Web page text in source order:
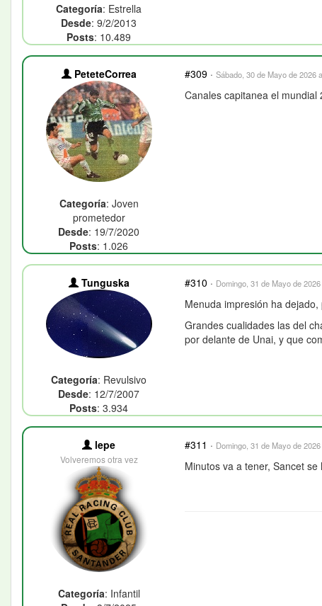
Categoría: Estrella
Desde: 9/2/2013
Posts: 10.489
PeteteCorrea
Categoría: Joven
prometedor
Desde: 19/7/2020
Posts: 1.026
#309 · Sábado, 30 de Mayo de 2026
Canales capitanea el mundial
Tunguska
Categoría: Revulsivo
Desde: 12/7/2007
Posts: 3.934
#310 · Domingo, 31 de Mayo de
Menuda impresión ha
Grandes cualidades las del
por delante de Unai, y que
lepe
Volveremos otra vez
Categoría: Infantil
#311 · Domingo, 31 de Mayo de
Minutos va a tener, Sancet